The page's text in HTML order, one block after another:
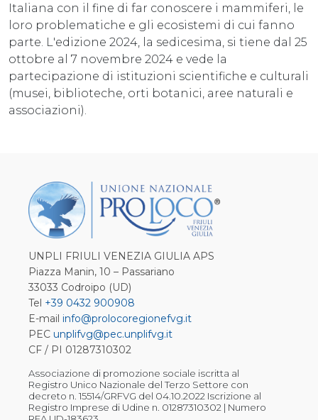
Italiana con il fine di far conoscere i mammiferi, le
loro problematiche e gli ecosistemi di cui fanno
parte. L'edizione 2024, la sedicesima, si tiene dal 25
ottobre al 7 novembre 2024 e vede la
partecipazione di istituzioni scientifiche e culturali
(musei, biblioteche, orti botanici, aree naturali e
associazioni).
UNPLI FRIULI VENEZIA GIULIA APS
Piazza Manin, 10 – Passariano
33033 Codroipo (UD)
Tel +39 0432 900908
E-mail info@prolocoregionefvg.it
PEC unplifvg@pec.unplifvg.it
CF / PI 01287310302
Associazione di promozione sociale iscritta al
Registro Unico Nazionale del Terzo Settore con
decreto n. 15514/GRFVG del 04.10.2022 Iscrizione al
Registro Imprese di Udine n. 01287310302 | Numero